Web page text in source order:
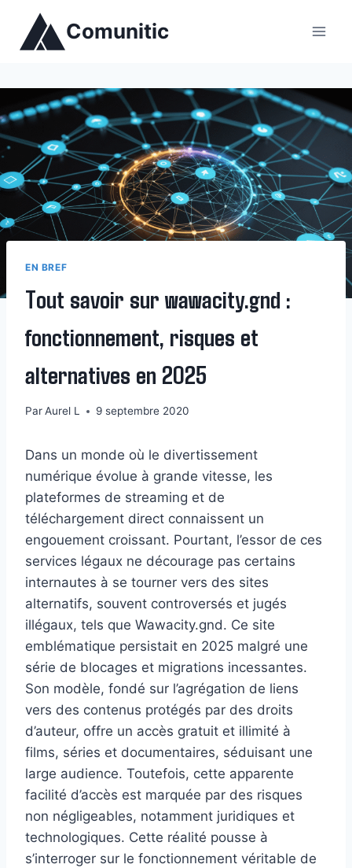
contenu
Comunitic
EN BREF
Tout savoir sur wawacity.gnd :
fonctionnement, risques et
alternatives en 2025
ParAurel L 9 septembre 2020
Dans un monde où le divertissement
numérique évolue à grande vitesse, les
plateformes de streaming et de
téléchargement direct connaissent un
engouement croissant. Pourtant, l’essor de ces
services légaux ne décourage pas certains
internautes à se tourner vers des sites
alternatifs, souvent controversés et jugés
illégaux, tels que Wawacity.gnd. Ce site
emblématique persistait en 2025 malgré une
série de blocages et migrations incessantes.
Son modèle, fondé sur l’agrégation de liens
vers des contenus protégés par des droits
d’auteur, offre un accès gratuit et illimité à
films, séries et documentaires, séduisant une
large audience. Toutefois, cette apparente
facilité d’accès est marquée par des risques
non négligeables, notamment juridiques et
technologiques. Cette réalité pousse à
s’interroger sur le fonctionnement véritable de